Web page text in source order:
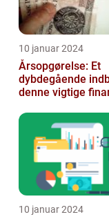
10 januar 2024
Årsopgørelse: Et
dybdegående
denne vigtige
10 januar 2024